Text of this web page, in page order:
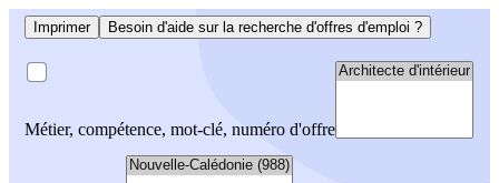
Imprimer Besoin d'aide sur la recherche d'offres d'emploi ?
Métier, compétence, mot-clé, numéro d'offre